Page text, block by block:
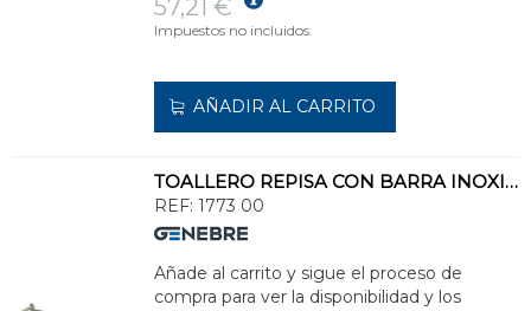
57,21 €
Impuestos no incluidos.
AÑADIR AL CARRITO
TOALLERO REPISA CON BARRA INOXIDABLE
REF: 1773 00
Añade al carrito y sigue el proceso de
compra para ver la disponibilidad y los